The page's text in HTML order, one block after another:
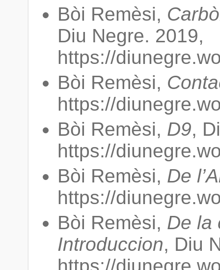
Bòi Remèsi,
Diu Negre. 2019,
https://
Bòi Remèsi,
https://
Bòi Remèsi, D9,
https://
Bòi Remèsi, De
https://
Bòi Remèsi, De la
Introduccion, Diu
https://